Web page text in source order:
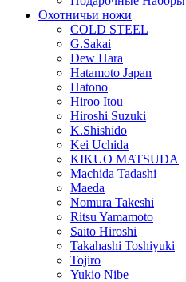
Охотничьи ножи
COLD STEEL
G.Sakai
Dew Hara
Hatamoto Japan
Hatono
Hiroo Itou
Hiroshi Suzuki
K.Shishido
Kei Uchida
KIKUO MATSUDA
Machida Tadashi
Maeda
Nomura Takeshi
Ritsu Yamamoto
Saito Hiroshi
Takahashi Toshiyuki
Tojiro
Yukio Nibe